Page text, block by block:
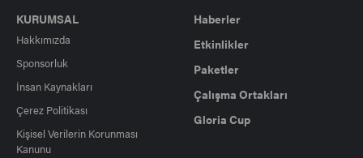
KURUMSAL
Hakkımızda
Sponsorluk
İnsan Kaynakları
Çerez Politikası
Kişisel Verilerin Korunması
Kanunu
Haberler
Etkinlikler
Paketler
Çalışma Ortakları
Gloria Cup